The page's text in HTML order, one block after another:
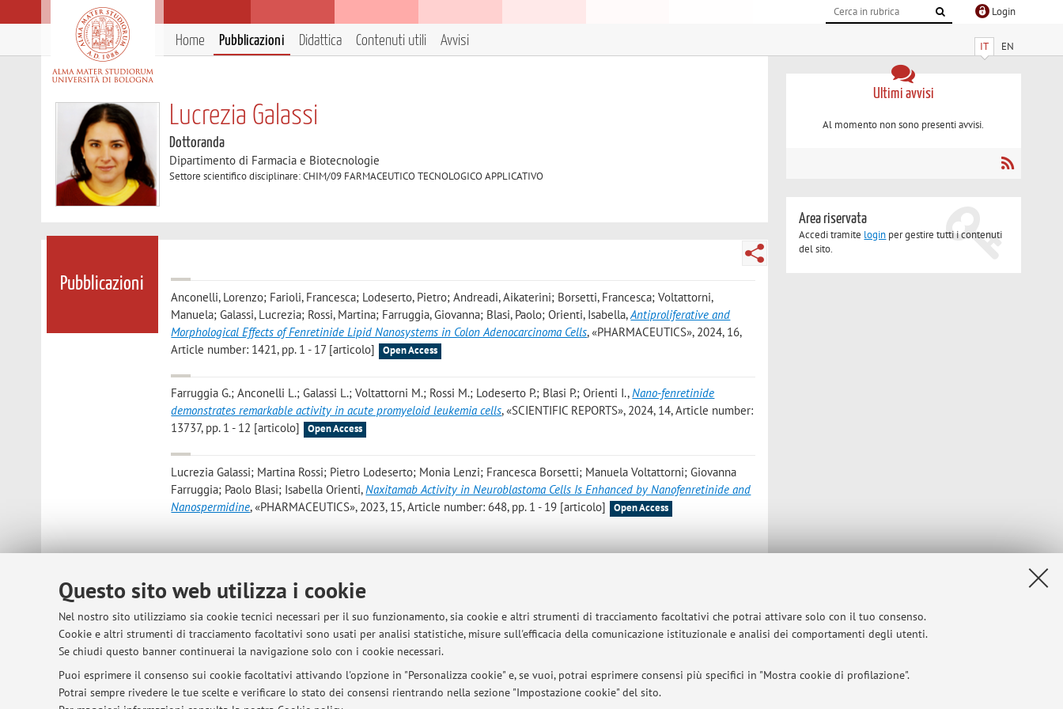
Questo sito web utilizza i cookie
Nel nostro sito utilizziamo sia cookie tecnici necessari per il suo funzionamento, sia cookie e altri strumenti di tracciamento facoltativi che potrai attivare solo con il tuo consenso.
Cookie e altri strumenti di tracciamento facoltativi sono usati per analisi statistiche, misure sull'efficacia della comunicazione istituzionale e analisi dei comportamenti degli utenti.
Se chiudi questo banner continuerai la navigazione solo con i cookie necessari.
Puoi esprimere il consenso sui cookie facoltativi attivando l'opzione in "Personalizza cookie" e, se vuoi, potrai esprimere consensi più specifici in "Mostra cookie di profilazione".
Potrai sempre rivedere le tue scelte e verificare lo stato dei consensi rientrando nella sezione "Impostazione cookie" del sito.
Login
IT EN
Home Pubblicazioni Didattica Contenuti utili Avvisi
Lucrezia Galassi
Dottoranda
Dipartimento di Farmacia e Biotecnologie
Settore scientifico disciplinare: CHIM/09 FARMACEUTICO TECNOLOGICO APPLICATIVO
Pubblicazioni
Anconelli, Lorenzo; Farioli, Francesca; Lodeserto, Pietro; Andreadi, Aikaterini; Borsetti, Francesca; Voltattorni,
Manuela; Galassi, Lucrezia; Rossi, Martina; Farruggia, Giovanna; Blasi, Paolo; Orienti, Isabella,Antiproliferative and
Morphological Effects of Fenretinide Lipid Nanosystems in Colon Adenocarcinoma Cells, «PHARMACEUTICS», 2024, 16,
Article number: 1421, pp. 1 - 17 [articolo]
Open Access
Farruggia G.; Anconelli L.; Galassi L.; Voltattorni M.; Rossi M.; Lodeserto P.; Blasi P.; Orienti I.,Nano-fenretinide
demonstrates remarkable activity in acute promyeloid leukemia cells, «SCIENTIFIC REPORTS», 2024, 14, Article number:
13737, pp. 1 - 12 [articolo]
Open Access
Lucrezia Galassi; Martina Rossi; Pietro Lodeserto; Monia Lenzi; Francesca Borsetti; Manuela Voltattorni; Giovanna
Farruggia; Paolo Blasi; Isabella Orienti,Naxitamab Activity in Neuroblastoma Cells Is Enhanced by Nanofenretinide and
Nanospermidine, «PHARMACEUTICS», 2023, 15, Article number: 648, pp. 1 - 19 [articolo] Open Access
Ultimi avvisi
Al momento non sono presenti avvisi.
Area riservata
Accedi tramite login per gestire tutti i contenuti
del sito.
© 2026 - ALMA MATER STUDIORUM - Università di Bologna - Via Zamboni, 33 - 40126 Bologna - Partita IVA: 01131710376